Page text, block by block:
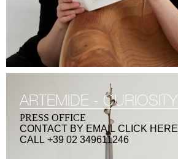
ARTEMIDE - CURIOSITY
PRESS OFFICE
CONTACT BY EMAIL CLICK HERE
CALL +39 02 349611246